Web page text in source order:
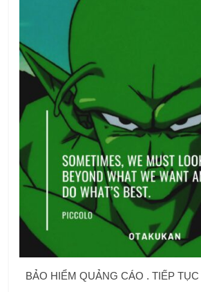
BẢO HIỂM QUẢNG CÁO . TIẾP